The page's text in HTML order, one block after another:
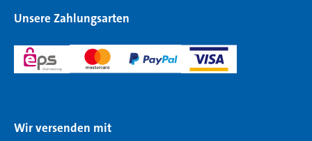
Unsere Zahlungsarten
Wir versenden mit